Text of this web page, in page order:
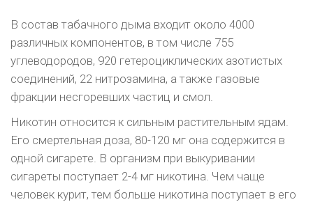
В состав табачного дыма входит около 4000
различных компонентов, в том числе 755
углеводородов, 920 гетероциклических азоти­стых
соединений, 22 нитрозамина, а также газо­вые
фракции несгоревших частиц и смол.
Никотин относится к сильным раститель­ным ядам.
Его смертельная доза, 80-120 мг она содержится в
одной сигарете. В организм при выкуривании
сигареты поступает 2-4 мг никоти­на. Чем чаще
человек курит, тем больше никоти­на поступает в его